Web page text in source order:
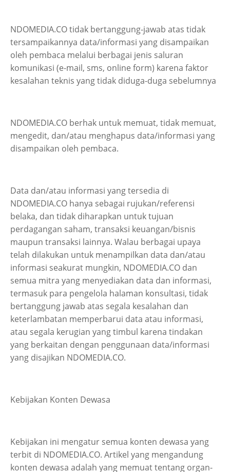
NDOMEDIA.CO tidak bertanggung-jawab atas tidak
tersampaikannya data/informasi yang disampaikan
oleh pembaca melalui berbagai jenis saluran
komunikasi (e-mail, sms, online form) karena faktor
kesalahan teknis yang tidak diduga-duga sebelumnya
NDOMEDIA.CO berhak untuk memuat, tidak memuat,
mengedit, dan/atau menghapus data/informasi yang
disampaikan oleh pembaca.
Data dan/atau informasi yang tersedia di
NDOMEDIA.CO hanya sebagai rujukan/referensi
belaka, dan tidak diharapkan untuk tujuan
perdagangan saham, transaksi keuangan/bisnis
maupun transaksi lainnya. Walau berbagai upaya
telah dilakukan untuk menampilkan data dan/atau
informasi seakurat mungkin, NDOMEDIA.CO dan
semua mitra yang menyediakan data dan informasi,
termasuk para pengelola halaman konsultasi, tidak
bertanggung jawab atas segala kesalahan dan
keterlambatan memperbarui data atau informasi,
atau segala kerugian yang timbul karena tindakan
yang berkaitan dengan penggunaan data/informasi
yang disajikan NDOMEDIA.CO.
Kebijakan Konten Dewasa
Kebijakan ini mengatur semua konten dewasa yang
terbit di NDOMEDIA.CO. Artikel yang mengandung
konten dewasa adalah yang memuat tentang organ-